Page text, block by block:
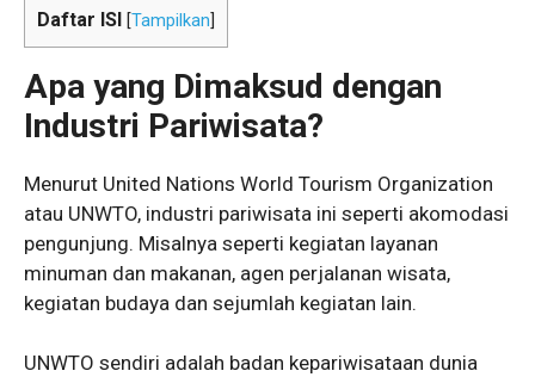
Daftar ISI [Tampilkan
Apa yang Dimaksud dengan
Industri Pariwisata?
Menurut United Nations World Tourism Organization
atau UNWTO, industri pariwisata ini seperti akomodasi
pengunjung. Misalnya seperti kegiatan layanan
minuman dan makanan, agen perjalanan wisata,
kegiatan budaya dan sejumlah kegiatan lain.
UNWTO sendiri adalah badan kepariwisataan dunia